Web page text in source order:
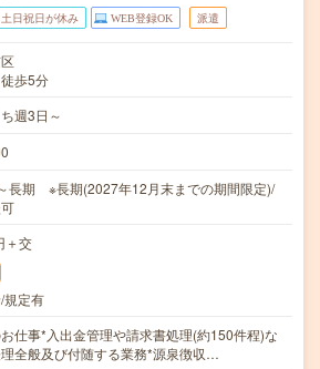
土日祝日が休み WEB登録OK 派遣
歩5分
週3日～
長期 ※長期(2027年12月末までの期間限定)/
＋交
規定有
仕事*入出金管理や請求書処理(約150件程)な
全般及び付随する業務*源泉徴収…